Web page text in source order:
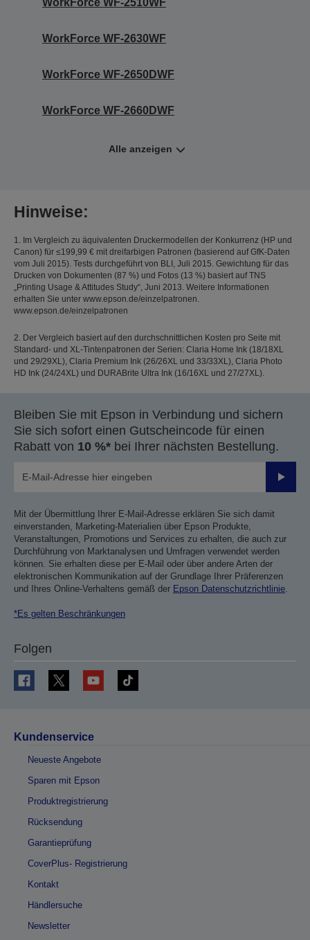
WorkForce WF-2630WF
WorkForce WF-2650DWF
WorkForce WF-2660DWF
Alle anzeigen
Hinweise:
1. Im Vergleich zu äquivalenten Druckermodellen der Konkurrenz (HP und
Canon) für ≤199,99 € mit dreifarbigen Patronen (basierend auf GfK-Daten
vom Juli 2015). Tests durchgeführt von BLI, Juli 2015. Gewichtung für das
Drucken von Dokumenten (87 %) und Fotos (13 %) basiert auf TNS
„Printing Usage & Attitudes Study“, Juni 2013. Weitere Informationen
erhalten Sie unter www.epson.de/einzelpatronen.
www.epson.de/einzelpatronen
2. Der Vergleich basiert auf den durchschnittlichen Kosten pro Seite mit
Standard- und XL-Tintenpatronen der Serien: Claria Home Ink (18/18XL
und 29/29XL), Claria Premium Ink (26/26XL und 33/33XL), Claria Photo
HD Ink (24/24XL) und DURABrite Ultra Ink (16/16XL und 27/27XL).
Bleiben Sie mit Epson in Verbindung und sichern
Sie sich sofort einen Gutscheincode für einen
Rabatt von 10 %* bei Ihrer nächsten Bestellung.
Mit der Übermittlung Ihrer E-Mail-Adresse erklären Sie sich damit
einverstanden, Marketing-Materialien über Epson Produkte,
Veranstaltungen, Promotions und Services zu erhalten, die auch zur
Durchführung von Marktanalysen und Umfragen verwendet werden
können. Sie erhalten diese per E-Mail oder über andere Arten der
elektronischen Kommunikation auf der Grundlage Ihrer Präferenzen
und Ihres Online-Verhaltens gemäß der Epson Datenschutzrichtlinie
*Es gelten Beschränkungen
Folgen
Kundenservice
Neueste Angebote
Sparen mit Epson
Produktregistrierung
Rücksendung
Garantieprüfung
CoverPlus- Registrierung
Kontakt
Händlersuche
Newsletter